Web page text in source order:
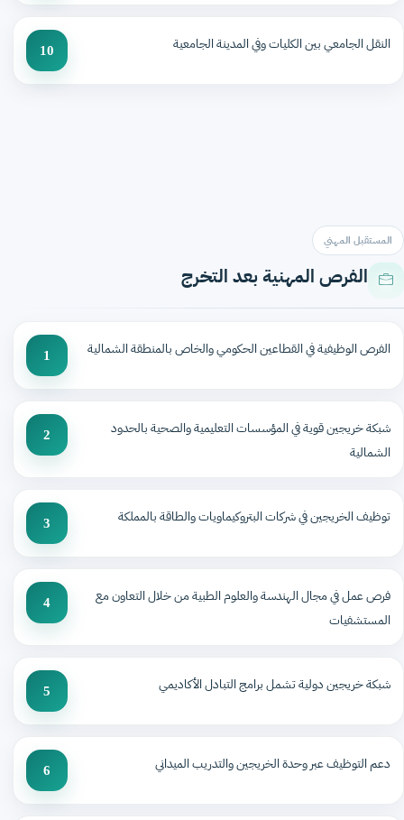
النقل الجامعي بين الكليات وفي المدينة الجامعية 10
المستقبل المهني
الفرص المهنية بعد التخرج
الفرص الوظيفية في القطاعين الحكومي والخاص بالمنطقة الشمالية 1
شبكة خريجين قوية في المؤسسات التعليمية والصحية بالحدود
الشمالية
2
توظيف الخريجين في شركات البتروكيماويات والطاقة بالمملكة 3
فرص عمل في مجال الهندسة والعلوم الطبية من خلال التعاون مع
المستشفيات
4
شبكة خريجين دولية تشمل برامج التبادل الأكاديمي 5
دعم التوظيف عبر وحدة الخريجين والتدريب الميداني 6